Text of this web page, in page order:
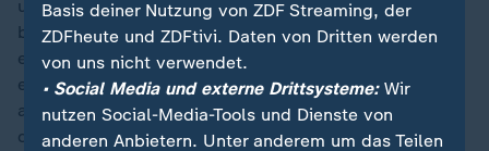
undGeschirrspülernur anzuschalten, wenn sie voll
beladen sind, oder das Vollbad durch eine Dusche zu
ersetzen. Dort sollten wassersparende Duschköpfe
eingebaut werden. Das Gießen vonPflanzen sollte nur
am frühen Morgen oder am späten Abend erfolgen -
dann verdunstet das Wasser nicht so schnell. Auch die
Basis deiner Nutzung von ZDF Streaming, der
ZDFheute und ZDFtivi. Daten von Dritten werden
von uns nicht verwendet.
• Social Media und externe Drittsysteme:Wir
nutzen Social-Media-Tools und Dienste von
anderen Anbietern. Unter anderem um das Teilen